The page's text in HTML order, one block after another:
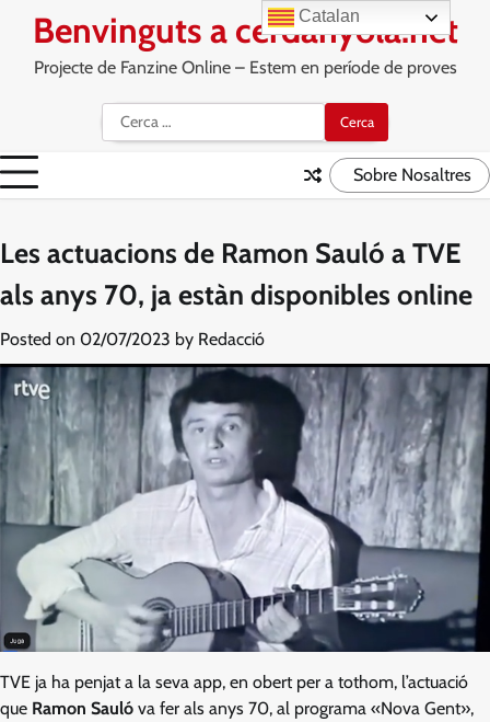
content
Benvinguts a cerdanyola.net
Projecte de Fanzine Online – Estem en període de proves
Cerca:
Sobre Nosaltres
Les actuacions de Ramon Sauló a TVE
als anys 70, ja estàn disponibles online
Posted on 02/07/2023 by Redacció
TVE ja ha penjat a la seva app, en obert per a tothom, l’actuació
que Ramon Sauló va fer als anys 70, al programa «Nova Gent»,
Catalan